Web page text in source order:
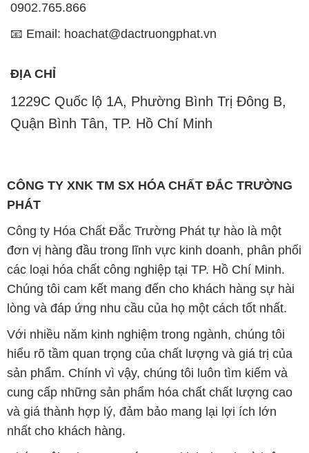
0902.765.866
📧 Email: hoachat@dactruongphat.vn
ĐỊA CHỈ
1229C Quốc lộ 1A, Phường Bình Trị Đông B,
Quận Bình Tân, TP. Hồ Chí Minh
CÔNG TY XNK TM SX HÓA CHẤT ĐẮC TRƯỜNG
PHÁT
Công ty Hóa Chất Đắc Trường Phát tự hào là một
đơn vị hàng đầu trong lĩnh vực kinh doanh, phân phối
các loại hóa chất công nghiệp tại TP. Hồ Chí Minh.
Chúng tôi cam kết mang đến cho khách hàng sự hài
lòng và đáp ứng nhu cầu của họ một cách tốt nhất.
Với nhiều năm kinh nghiệm trong ngành, chúng tôi
hiểu rõ tầm quan trọng của chất lượng và giá trị của
sản phẩm. Chính vì vậy, chúng tôi luôn tìm kiếm và
cung cấp những sản phẩm hóa chất chất lượng cao
và giá thành hợp lý, đảm bảo mang lại lợi ích lớn
nhất cho khách hàng.